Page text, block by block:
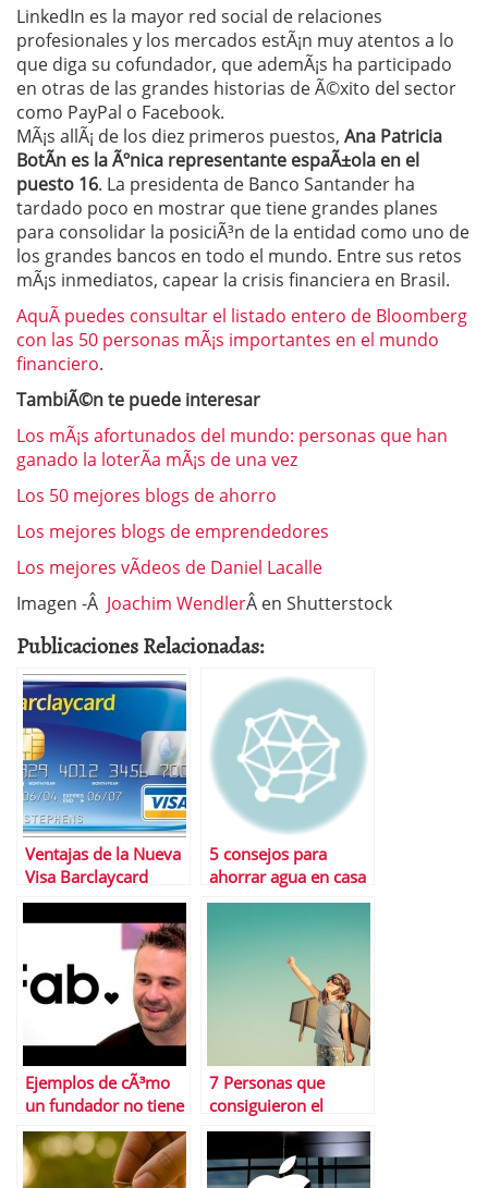
LinkedIn es la mayor red social de relaciones
profesionales y los mercados estÃ¡n muy atentos a lo
que diga su cofundador, que ademÃ¡s ha participado
en otras de las grandes historias de Ã©xito del sector
como PayPal o Facebook.
MÃ¡s allÃ¡ de los diez primeros puestos, Ana Patricia
BotÃ­n es la Ãºnica representante espaÃ±ola en el
puesto 16. La presidenta de Banco Santander ha
tardado poco en mostrar que tiene grandes planes
para consolidar la posiciÃ³n de la entidad como uno de
los grandes bancos en todo el mundo. Entre sus retos
mÃ¡s inmediatos, capear la crisis financiera en Brasil.
AquÃ­ puedes consultar el listado entero de Bloomberg
con las 50 personas mÃ¡s importantes en el mundo
financiero.
TambiÃ©n te puede interesar
Los mÃ¡s afortunados del mundo: personas que han
ganado la loterÃ­a mÃ¡s de una vez
Los 50 mejores blogs de ahorro
Los mejores blogs de emprendedores
Los mejores vÃ­deos de Daniel Lacalle
Imagen -Â Joachim WendlerÂ en Shutterstock
Publicaciones Relacionadas:
Ventajas de la Nueva
Visa Barclaycard
5 consejos para
ahorrar agua en casa
Ejemplos de cÃ³mo
un fundador no tiene
que ser
necesariamente un
buen CEO
7 Personas que
consiguieron el
Ã©xito despuÃ©s de
ser rechazados